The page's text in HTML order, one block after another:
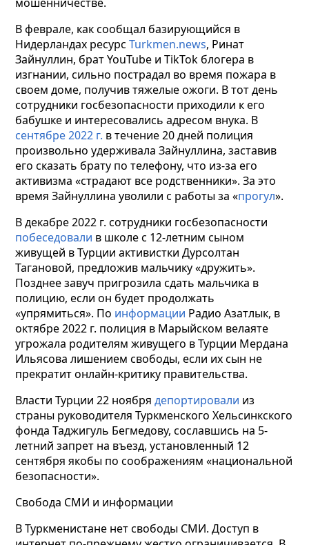
В феврале, как сообщал базирующийся в
Нидерландах ресурсTurkmen.news, Ринат
Зайнуллин, брат YouTube и TikTok блогера в
изгнании, сильно пострадал во время пожара в
своем доме, получив тяжелые ожоги. В тот день
сотрудники госбезопасности приходили к его
бабушке и интересовались адресом внука. В
сентябре 2022 г. в течение 20 дней полиция
произвольно удерживала Зайнуллина, заставив
его сказать брату по телефону, что из-за его
активизма «страдают все родственники». За это
время Зайнуллина уволили с работы за «прогул».
В декабре 2022 г. сотрудники госбезопасности
побеседовали в школе с 12-летним сыном
живущей в Турции активистки Дурсолтан
Тагановой, предложив мальчику «дружить».
Позднее завуч пригрозила сдать мальчика в
полицию, если он будет продолжать
«упрямиться». По информации Радио Азатлык, в
октябре 2022 г. полиция в Марыйском велаяте
угрожала родителям живущего в Турции Мердана
Ильясова лишением свободы, если их сын не
прекратит онлайн-критику правительства.
Власти Турции 22 ноябрядепортировали из
страны руководителя Туркменского Хельсинкского
фонда Таджигуль Бегмедову, сославшись на 5-
летний запрет на въезд, установленный 12
сентября якобы по соображениям «национальной
безопасности».
Свобода СМИ и информации
В Туркменистане нет свободы СМИ. Доступ в